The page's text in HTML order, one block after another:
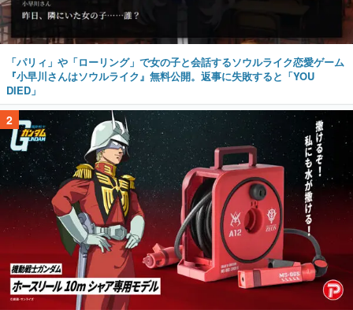
「パリィ」や「ローリング」で女の子と会話するソウルライク恋愛ゲーム
『小早川さんはソウルライク』無料公開。返事に失敗すると「YOU
DIED」
2